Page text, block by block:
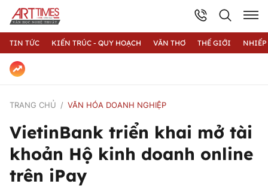
TIN TỨC KIẾN TRÚC - QUY HOẠCH VĂN THƠ THẾ GIỚI
TRANG CHỦ VĂN HÓA DOANH NGHIỆP
VietinBank triển khai mở tài
khoản Hộ kinh doanh online
trên iPay